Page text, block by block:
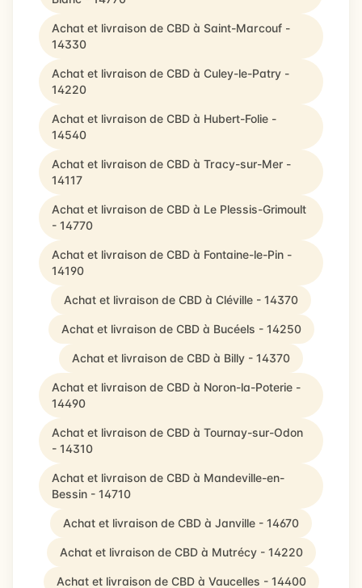
Achat et livraison de CBD à Saint-Marcouf -
14330
Achat et livraison de CBD à Culey-le-Patry -
14220
Achat et livraison de CBD à Hubert-Folie -
14540
Achat et livraison de CBD à Tracy-sur-Mer -
14117
Achat et livraison de CBD à Le Plessis-Grimoult
- 14770
Achat et livraison de CBD à Fontaine-le-Pin -
14190
Achat et livraison de CBD à Cléville - 14370
Achat et livraison de CBD à Bucéels - 14250
Achat et livraison de CBD à Billy - 14370
Achat et livraison de CBD à Noron-la-Poterie -
14490
Achat et livraison de CBD à Tournay-sur-Odon
- 14310
Achat et livraison de CBD à Mandeville-en-
Bessin - 14710
Achat et livraison de CBD à Janville - 14670
Achat et livraison de CBD à Mutrécy - 14220
Achat et livraison de CBD à Vaucelles - 14400